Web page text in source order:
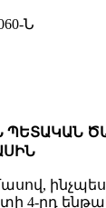
Ն
4-րդ